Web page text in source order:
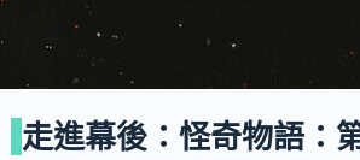
走進幕後：怪奇物語：